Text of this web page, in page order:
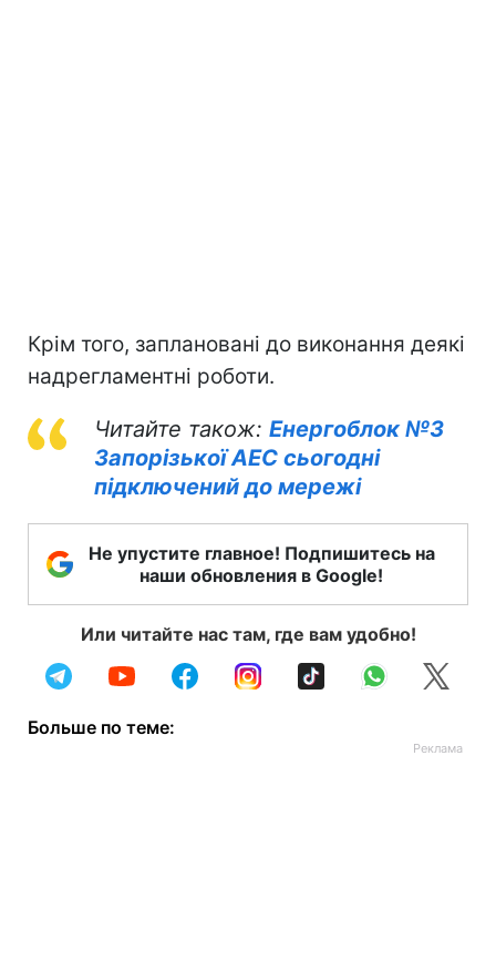
Крім того, заплановані до виконання деякі
надрегламентні роботи.
Читайте також: Енергоблок №3
Запорізької АЕС сьогодні
підключений до мережі
Не упустите главное! Подпишитесь на
наши обновления в Google!
Или читайте нас там, где вам удобно!
Больше по теме: